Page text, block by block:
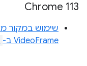
Chrome 113
VideoFrame ב-